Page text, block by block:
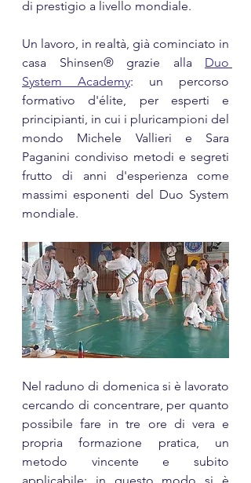
di prestigio a livello mondiale.
Un lavoro, in realtà, già cominciato in
casa Shinsen® grazie alla Duo
System Academy: un percorso
formativo d'élite, per esperti e
principianti, in cui i pluricampioni del
mondo Michele Vallieri e Sara
Paganini condiviso metodi e segreti
frutto di anni d'esperienza come
massimi esponenti del Duo System
mondiale.
Nel raduno di domenica si è lavorato
cercando di concentrare, per quanto
possibile fare in tre ore di vera e
propria formazione pratica, un
metodo vincente e subito